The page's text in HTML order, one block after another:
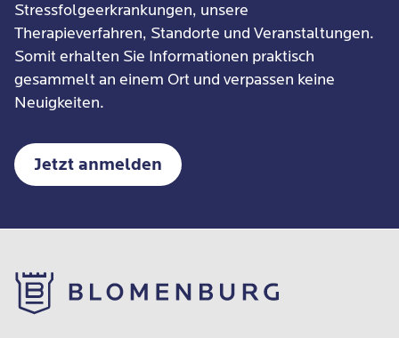
Stressfolgeerkrankungen, unsere
Therapieverfahren, Standorte und Veranstaltungen.
Somit erhalten Sie Informationen praktisch
gesammelt an einem Ort und verpassen keine
Neuigkeiten.
Jetzt anmelden